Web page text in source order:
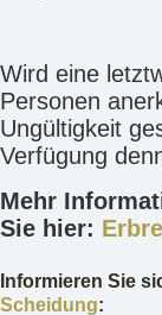
Wird eine
Personen
Ungültigkeit
Verfügung
Mehr
Sie hier:
Informieren Sie
Scheidung: